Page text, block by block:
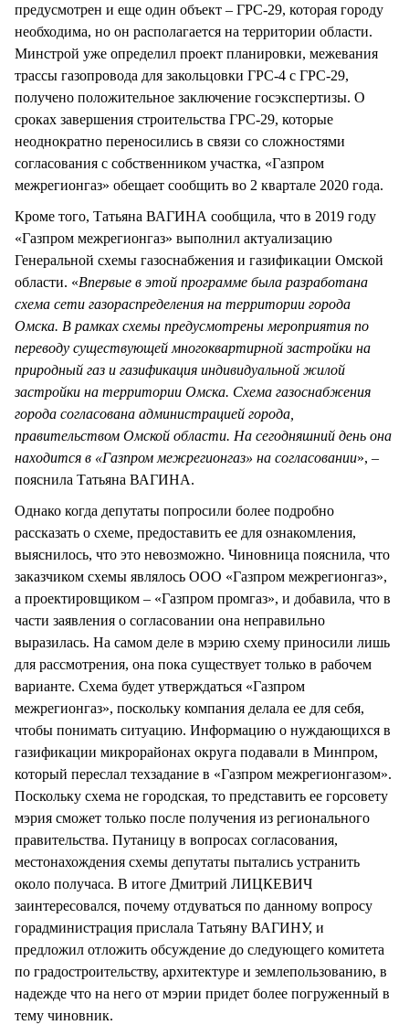
предусмотрен и еще один объект – ГРС-29, которая городу
необходима, но он располагается на территории области.
Минстрой уже определил проект планировки, межевания
трассы газопровода для закольцовки ГРС-4 с ГРС-29,
получено положительное заключение госэкспертизы. О
сроках завершения строительства ГРС-29, которые
неоднократно переносились в связи со сложностями
согласования с собственником участка, «Газпром
межрегионгаз» обещает сообщить во 2 квартале 2020 года.
Кроме того, Татьяна ВАГИНА сообщила, что в 2019 году
«Газпром межрегионгаз» выполнил актуализацию
Генеральной схемы газоснабжения и газификации Омской
области. «Впервые в этой программе была разработана
схема сети газораспределения на территории города
Омска. В рамках схемы предусмотрены мероприятия по
переводу существующей многоквартирной застройки на
природный газ и газификация индивидуальной жилой
застройки на территории Омска. Схема газоснабжения
города согласована администрацией города,
правительством Омской области. На сегодняшний день она
находится в «Газпром межрегионгаз» на согласовании», –
пояснила Татьяна ВАГИНА.
Однако когда депутаты попросили более подробно
рассказать о схеме, предоставить ее для ознакомления,
выяснилось, что это невозможно. Чиновница пояснила, что
заказчиком схемы являлось ООО «Газпром межрегионгаз»,
а проектировщиком – «Газпром промгаз», и добавила, что в
части заявления о согласовании она неправильно
выразилась. На самом деле в мэрию схему приносили лишь
для рассмотрения, она пока существует только в рабочем
варианте. Схема будет утверждаться «Газпром
межрегионгаз», поскольку компания делала ее для себя,
чтобы понимать ситуацию. Информацию о нуждающихся в
газификации микрорайонах округа подавали в Минпром,
который переслал техзадание в «Газпром межрегионгазом».
Поскольку схема не городская, то представить ее горсовету
мэрия сможет только после получения из регионального
правительства. Путаницу в вопросах согласования,
местонахождения схемы депутаты пытались устранить
около получаса. В итоге Дмитрий ЛИЦКЕВИЧ
заинтересовался, почему отдуваться по данному вопросу
горадминистрация прислала Татьяну ВАГИНУ, и
предложил отложить обсуждение до следующего комитета
по градостроительству, архитектуре и землепользованию, в
надежде что на него от мэрии придет более погруженный в
тему чиновник.